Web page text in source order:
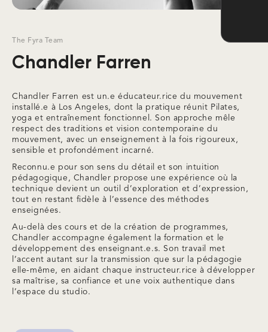
The Fyra Team
Chandler Farren
Chandler Farren est un.e éducateur.rice du mouvement
installé.e à Los Angeles, dont la pratique réunit Pilates,
yoga et entraînement fonctionnel. Son approche mêle
respect des traditions et vision contemporaine du
mouvement, avec un enseignement à la fois rigoureux,
sensible et profondément incarné.
Reconnu.e pour son sens du détail et son intuition
pédagogique, Chandler propose une expérience où la
technique devient un outil d’exploration et d’expression,
tout en restant fidèle à l’essence des méthodes
enseignées.
Au-delà des cours et de la création de programmes,
Chandler accompagne également la formation et le
développement des enseignant.e.s. Son travail met
l’accent autant sur la transmission que sur la pédagogie
elle-même, en aidant chaque instructeur.rice à développer
sa maîtrise, sa confiance et une voix authentique dans
l’espace du studio.